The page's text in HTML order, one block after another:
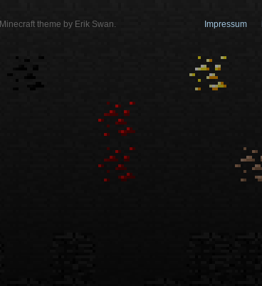
Minecraft theme by Erik Swan. Impressum